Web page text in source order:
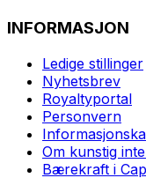
INFORMASJON
Ledige stillinger
Nyhetsbrev
Royaltyportal
Personvern
Om kunstig
Bærekraft i